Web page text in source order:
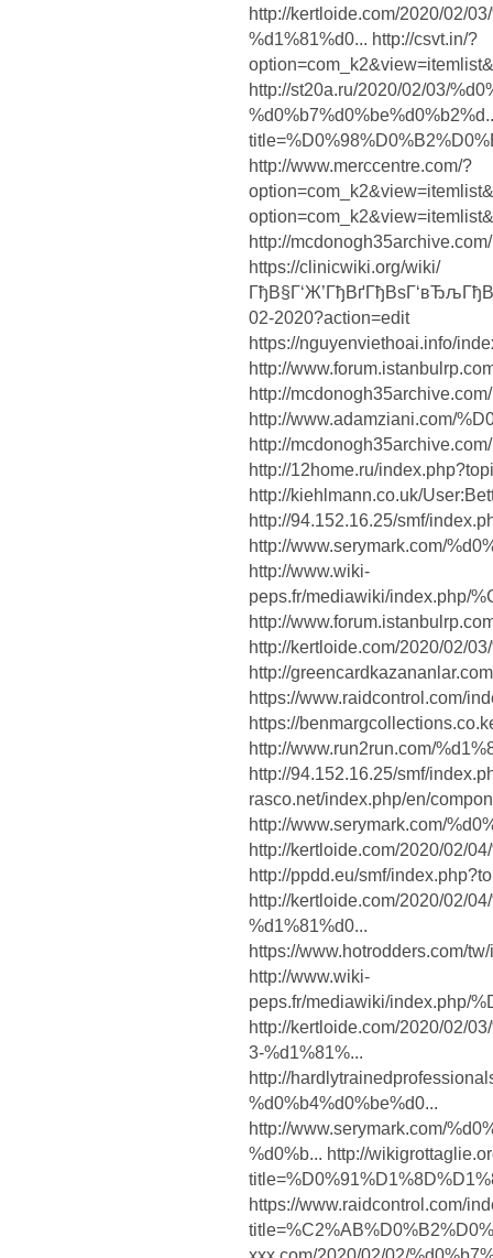
http://kertloide.com/2020/02/
%d1%81%d0... http://csvt.in/?
http://st20a.ru/2020/02/03/
http://www.merccentre.com/?
http://
https://clinicwiki.org/wiki/
02-2020?action=edit
https://nguyenviethoai.info/
http://
http://
http://www.adamziani.com/
http://
http://12home.ru/
http://kiehlmann.co.uk/
http://94.152.16.25/smf/
http://www.serymark.com/
http://www.wiki-
peps.fr/mediawiki/index.php/
http://
http://kertloide.com/2020/02/
http://
https://www.raidcontrol.com/
https://
http://www.run2run.com/
http://94.152.16.25/smf/
rasco.net/index.php/en/
http://www.serymark.com/
http://kertloide.com/2020/02/
http://ppdd.eu/smf/
http://kertloide.com/2020/02/
%d1%81%d0...
https://www.hotrodders.com/
http://www.wiki-
peps.fr/mediawiki/index.php/
http://kertloide.com/2020/02/
3-%d1%81%...
http://
%d0%b4%d0%be%d0...
http://www.serymark.com/
%d0%b... http://
https://www.raidcontrol.com/